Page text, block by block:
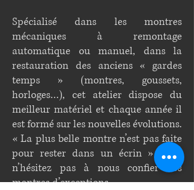
Spécialisé dans les montres
mécaniques à remontage
automatique ou manuel, dans la
restauration des anciens « gardes
temps » (montres, goussets,
horloges…), cet atelier dispose du
meilleur matériel et chaque année il
est formé sur les nouvelles évolutions.
« La plus belle montre n’est pas faite
pour rester dans un écrin » alors
n’hésitez pas à nous confier vos
montres d’exceptions….